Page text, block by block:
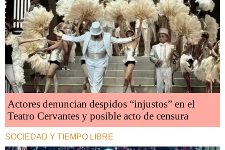
Actores denuncian despidos “injustos” en el
Teatro Cervantes y posible acto de censura
SOCIEDAD Y TIEMPO LIBRE